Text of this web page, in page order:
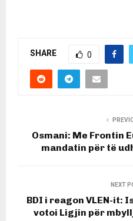
SHARE 0
Osmani: Me Frontin
mandatin për të
NEXT
BDI i reagon VLEN-it:
votoi Ligjin për